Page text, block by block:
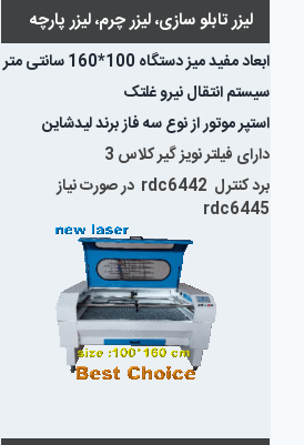
لیزر تابلو سازی، لیزر چرم، لیزر پارچه
ابعاد مفید میز دستگاه 100*160 سانتی متر
سیستم انتقال نیرو غلتک
استپر موتور از نوع سه فاز برند لیدشاین
دارای فیلتر نویز گیر کلاس 3
برد کنترل rdc6442 در صورت نیاز
rdc6445